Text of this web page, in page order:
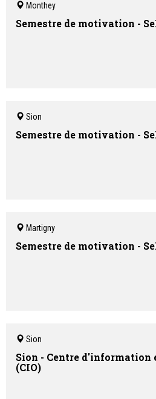
Monthey
Semestre de motivation -
Sion
Semestre de motivation -
Martigny
Semestre de motivation -
Sion
Sion - Centre d'information
(CIO)